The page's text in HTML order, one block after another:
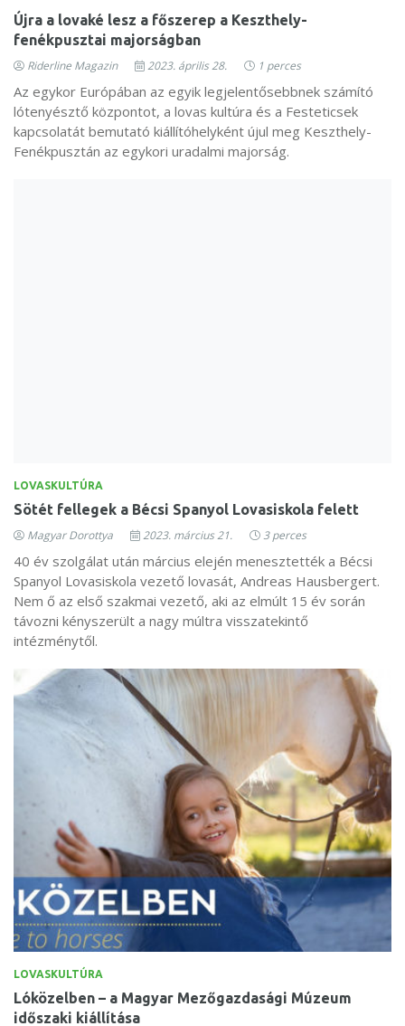
Újra a lovaké lesz a főszerep a Keszthely-
fenékpusztai majorságban
Riderline Magazin 2023. április 28. 1 perces
Az egykor Európában az egyik legjelentősebbnek számító
lótenyésztő központot, a lovas kultúra és a Festeticsek
kapcsolatát bemutató kiállítóhelyként újul meg Keszthely-
Fenékpusztán az egykori uradalmi majorság.
LOVASKULTÚRA
Sötét fellegek a Bécsi Spanyol Lovasiskola felett
Magyar Dorottya 2023. március 21. 3 perces
40 év szolgálat után március elején menesztették a Bécsi
Spanyol Lovasiskola vezető lovasát, Andreas Hausbergert.
Nem ő az első szakmai vezető, aki az elmúlt 15 év során
távozni kényszerült a nagy múltra visszatekintő
intézménytől.
LOVASKULTÚRA
Lóközelben – a Magyar Mezőgazdasági Múzeum
időszaki kiállítása